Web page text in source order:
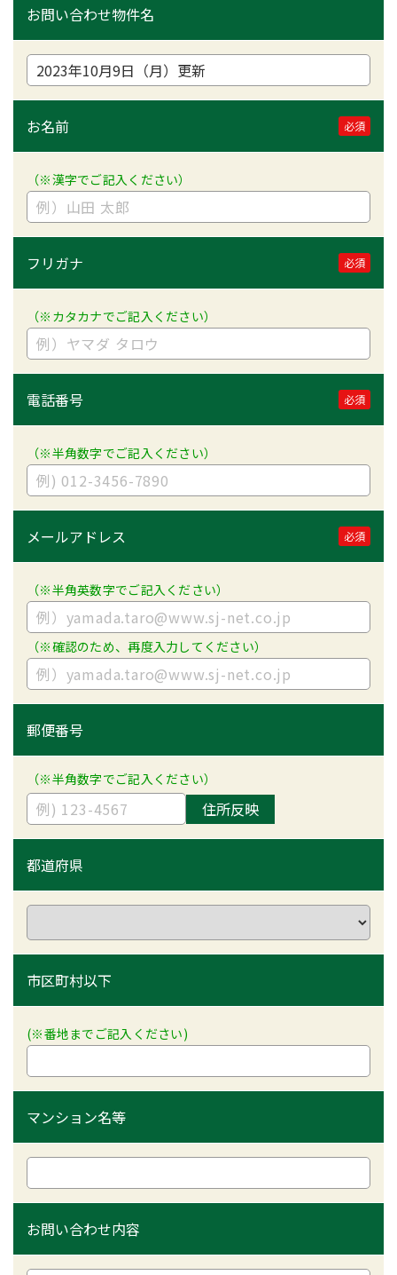
お問い合わせ物件名
お名前 必須
（※漢字でご記入ください）
フリガナ 必須
（※カタカナでご記入ください）
電話番号 必須
（※半角数字でご記入ください）
メールアドレス 必須
（※半角英数字でご記入ください）
（※確認のため、再度入力してください）
郵便番号
（※半角数字でご記入ください）
住所反映
都道府県
市区町村以下
(※番地までご記入ください)
マンション名等
お問い合わせ内容